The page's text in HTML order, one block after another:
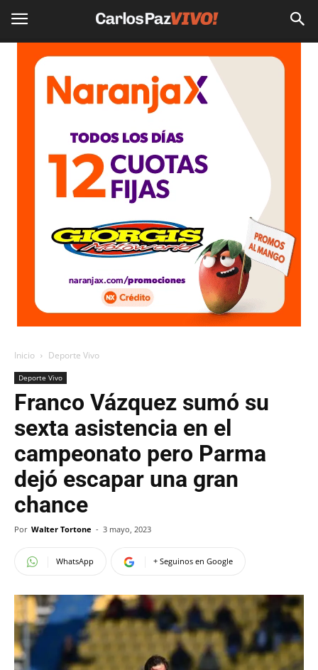
Inicio Deporte Vivo
Deporte Vivo
Franco Vázquez sumó su
sexta asistencia en el
campeonato pero Parma
dejó escapar una gran
chance
Por Walter Tortone - 3 mayo, 2023
WhatsApp + Seguinos en Google